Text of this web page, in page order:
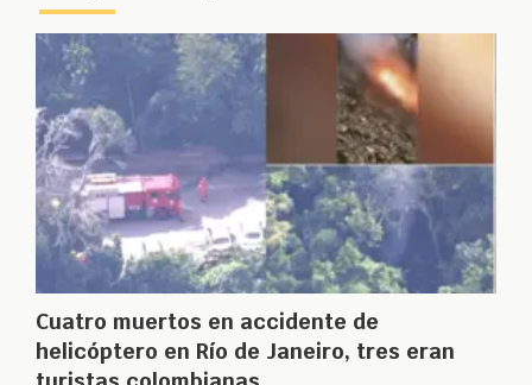
Cuatro muertos en accidente de
helicóptero en Río de Janeiro, tres eran